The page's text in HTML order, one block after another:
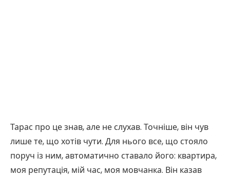
Тарас про це знав, але не слухав. Точніше, він чув
лише те, що хотів чути. Для нього все, що стояло
поруч із ним, автоматично ставало його: квартира,
моя репутація, мій час, моя мовчанка. Він казав